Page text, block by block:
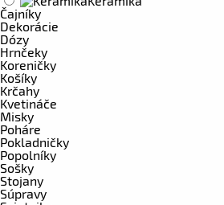
Čajníky
Dekorácie
Dózy
Hrnčeky
Koreničky
Košíky
Krčahy
Kvetináče
Misky
Poháre
Pokladničky
Popolníky
Sošky
Stojany
Súpravy